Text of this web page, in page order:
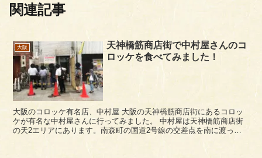
関連記事
大阪
天神橋筋商店街で中村屋さんのコ
ロッケを食べてみました！
大阪のコロッケ有名店、中村屋 大阪の天神橋筋商店街にあるコロッ
ケが有名な中村屋さんに行ってみました。 中村屋は天神橋筋商店街
の天2エリアにあります。南森町の国道2号線の交差点を南に渡っ